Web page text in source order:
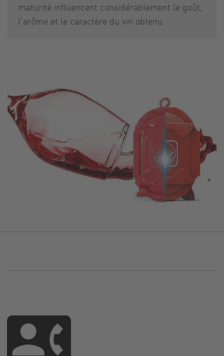
maturité influencent considérablement le goût,
l'arôme et le caractère du vin obtenu.